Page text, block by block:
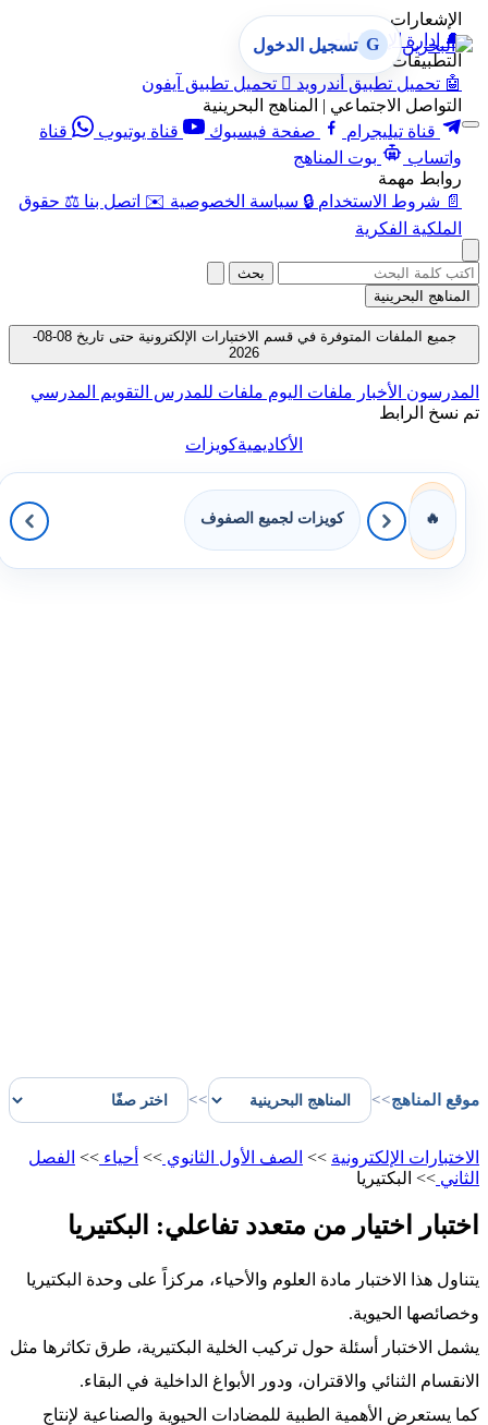
الإشعارات
🔔
إدارة الإشعارات
التطبيقات
🤖 تحميل تطبيق أندرويد  تحميل تطبيق آيفون
التواصل الاجتماعي | المناهج البحرينية
قناة تيليجرام
صفحة فيسبوك قناة يوتيوب
قناة
واتساب
بوت المناهج
روابط مهمة
📄 شروط الاستخدام 🔒 سياسة الخصوصية ✉️ اتصل بنا ⚖️ حقوق
الملكية الفكرية
G تسجيل الدخول
بحث
المناهج البحرينية
جميع الملفات المتوفرة في قسم الاختبارات الإلكترونية حتى تاريخ 08-08-
2026
المدرسون الأخبار ملفات اليوم ملفات للمدرس التقويم المدرسي
تم نسخ الرابط
الأكاديميةكويزات
🔥 كويزات لجميع الصفوف
موقع المناهج>>
>>
الاختبارات الإلكترونية >> الصف الأول الثانوي >> أحياء >> الفصل
الثاني >> البكتيريا
اختبار اختيار من متعدد تفاعلي: البكتيريا
يتناول هذا الاختبار مادة العلوم والأحياء، مركزاً على وحدة البكتيريا
وخصائصها الحيوية.
يشمل الاختبار أسئلة حول تركيب الخلية البكتيرية، طرق تكاثرها مثل
الانقسام الثنائي والاقتران، ودور الأبواغ الداخلية في البقاء.
كما يستعرض الأهمية الطبية للمضادات الحيوية والصناعية لإنتاج